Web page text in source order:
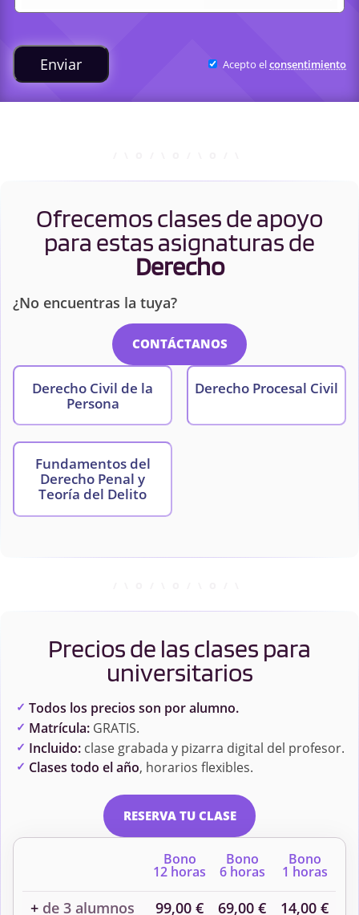
Enviar Acepto elconsentimiento
Ofrecemos clases de apoyo
para estas asignaturas de
Derecho
¿No encuentras la tuya?
CONTÁCTANOS
Derecho Civil de la
Persona
Derecho Procesal Civil
Fundamentos del
Derecho Penal y
Teoría del Delito
Precios de las clases para
universitarios
Todos los precios son por alumno.
Matrícula:GRATIS.
Incluido:clase grabada y pizarra digital del profesor.
Clases todo el año, horarios flexibles.
RESERVA TU CLASE
Bono
12 horas
Bono
6 horas
Bono
1 horas
+ de 3 alumnos 99,00 € 69,00 € 14,00 €